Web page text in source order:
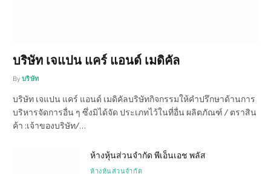
บริษัท เจแปน แคร์ แอนด์ เมดิคัล
By บริษัท
บริษัท เจแปน แคร์ แอนด์ เมดิคัลบริษัทกิจกรรมให้คำปรึกษาด้านการ
บริหารจัดการอื่น ๆ ซึ่งมิได้จัด ประเภทไว้ในที่อื่น ผลิตภัณฑ์ / ตราสิน
ค้า :เจ้าของบริษัท/…
ห้างหุ้นส่วนจำกัด พีเอ็นเอช พลัส
ห้างหุ้นส่วนจำกัด